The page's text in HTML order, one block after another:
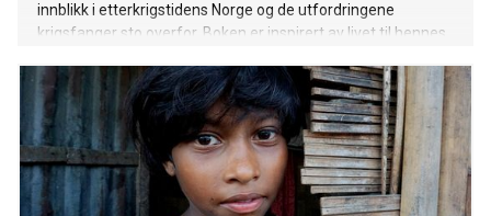
innblikk i etterkrigstidens Norge og de utfordringene
krigsfanger sto overfor. Boken er inspirert av livet til hennes
andre verdenskrig.